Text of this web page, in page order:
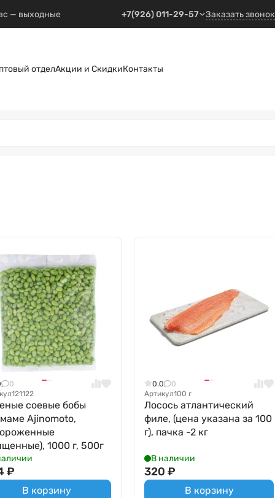
— выходные +7(926) 011-29-57 Заказать звонок
отделАкции и СкидкиКонтакты
0
121122
соевые бобы
Ajinomoto,
1000 г, 500г
₽
В корзину
0.0
0
Артикул100 г
Лосось атлантический
филе, (цена указана за 100
г), пачка -2 кг
В наличии
320 ₽
В корзину